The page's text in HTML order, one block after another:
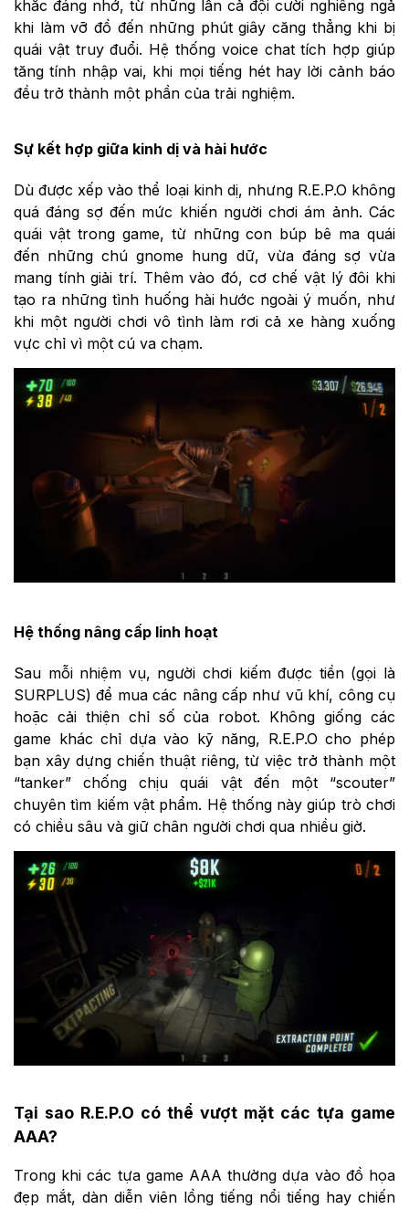
khắc đáng nhớ, từ những lần cả đội cười nghiêng ngả
khi làm vỡ đồ đến những phút giây căng thẳng khi bị
quái vật truy đuổi. Hệ thống voice chat tích hợp giúp
tăng tính nhập vai, khi mọi tiếng hét hay lời cảnh báo
đều trở thành một phần của trải nghiệm.
Sự kết hợp giữa kinh dị và hài hước
Dù được xếp vào thể loại kinh dị, nhưng R.E.P.O không
quá đáng sợ đến mức khiến người chơi ám ảnh. Các
quái vật trong game, từ những con búp bê ma quái
đến những chú gnome hung dữ, vừa đáng sợ vừa
mang tính giải trí. Thêm vào đó, cơ chế vật lý đôi khi
tạo ra những tình huống hài hước ngoài ý muốn, như
khi một người chơi vô tình làm rơi cả xe hàng xuống
vực chỉ vì một cú va chạm.
Hệ thống nâng cấp linh hoạt
Sau mỗi nhiệm vụ, người chơi kiếm được tiền (gọi là
SURPLUS) để mua các nâng cấp như vũ khí, công cụ
hoặc cải thiện chỉ số của robot. Không giống các
game khác chỉ dựa vào kỹ năng, R.E.P.O cho phép
bạn xây dựng chiến thuật riêng, từ việc trở thành một
“tanker” chống chịu quái vật đến một “scouter”
chuyên tìm kiếm vật phẩm. Hệ thống này giúp trò chơi
có chiều sâu và giữ chân người chơi qua nhiều giờ.
Tại sao R.E.P.O có thể vượt mặt các tựa game
AAA?
Trong khi các tựa game AAA thường dựa vào đồ họa
đẹp mắt, dàn diễn viên lồng tiếng nổi tiếng hay chiến